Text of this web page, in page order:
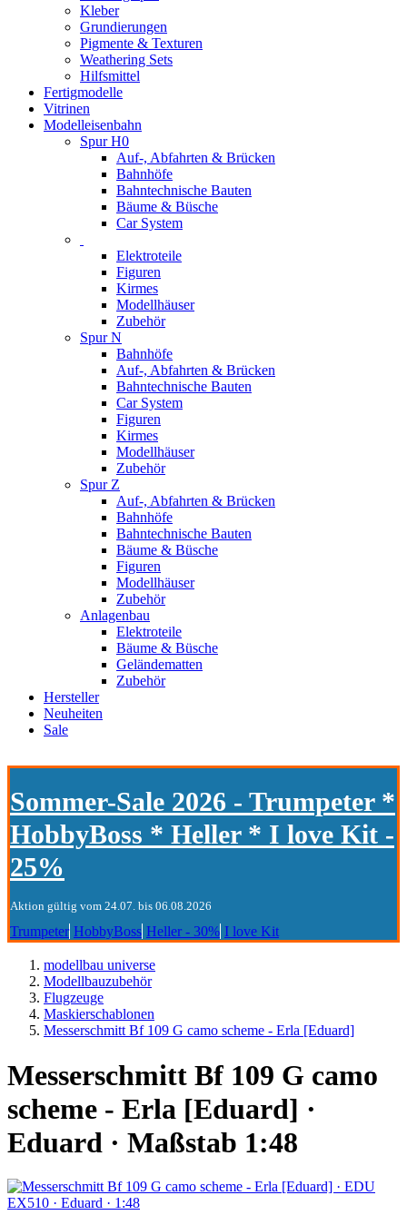
Kleber
Grundierungen
Pigmente & Texturen
Weathering Sets
Hilfsmittel
Fertigmodelle
Vitrinen
Modelleisenbahn
Spur H0
Auf-, Abfahrten & Brücken
Bahnhöfe
Bahntechnische Bauten
Bäume & Büsche
Car System
Elektroteile
Figuren
Kirmes
Modellhäuser
Zubehör
Spur N
Bahnhöfe
Auf-, Abfahrten & Brücken
Bahntechnische Bauten
Car System
Figuren
Kirmes
Modellhäuser
Zubehör
Spur Z
Auf-, Abfahrten & Brücken
Bahnhöfe
Bahntechnische Bauten
Bäume & Büsche
Figuren
Modellhäuser
Zubehör
Anlagenbau
Elektroteile
Bäume & Büsche
Geländematten
Zubehör
Hersteller
Neuheiten
Sale
Sommer-Sale 2026 - Trumpeter *
HobbyBoss * Heller * I love Kit -
25%
Aktion gültig vom 24.07. bis 06.08.2026
Trumpeter HobbyBoss Heller - 30% I love Kit
modellbau universe
Modellbauzubehör
Flugzeuge
Maskierschablonen
Messerschmitt Bf 109 G camo scheme - Erla [Eduard]
Messerschmitt Bf 109 G camo
scheme - Erla [Eduard] ·
Eduard · Maßstab 1:48